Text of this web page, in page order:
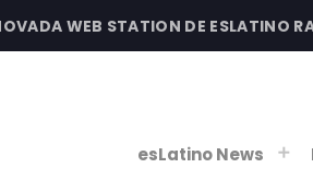
WEB STATION DE ESLATINO
esLatino News